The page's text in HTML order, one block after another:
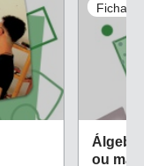
Ficha
ou